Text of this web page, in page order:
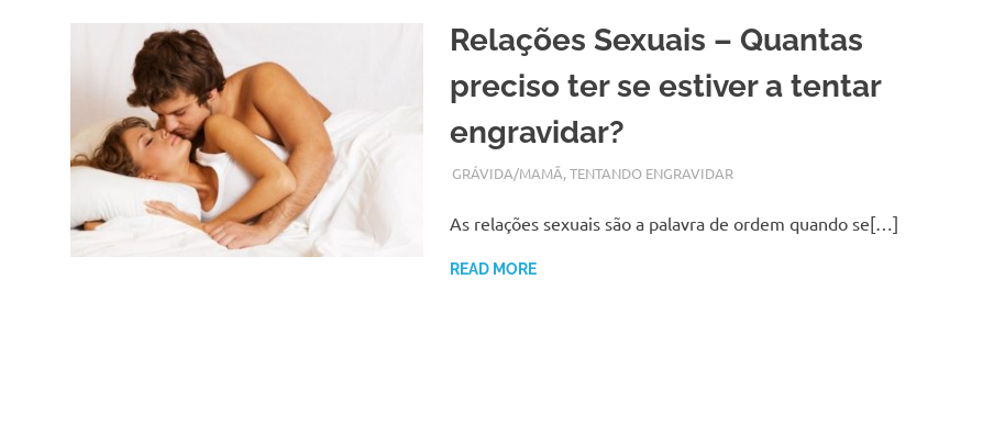
Relações Sexuais – Quantas
preciso ter se estiver a tentar
engravidar?
AGOSTO 3, 2017
ADMIN
GRÁVIDA/MAMÃ,TENTANDO ENGRAVIDAR
As relações sexuais são a palavra de ordem quando se[…]
READ MORE